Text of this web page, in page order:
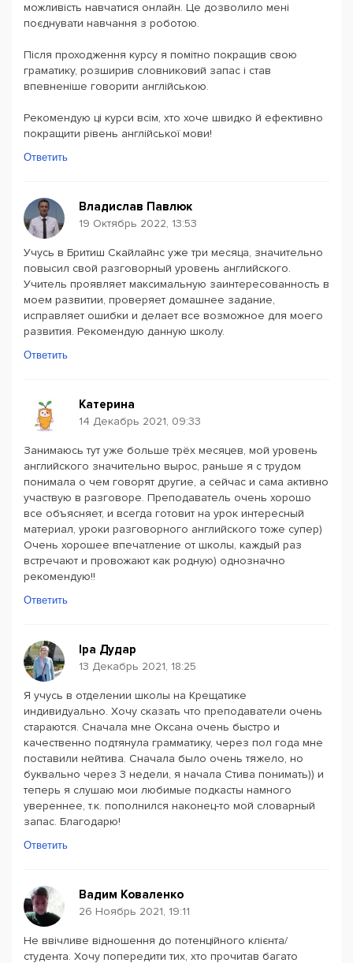
можливість навчатися онлайн. Це дозволило мені
поєднувати навчання з роботою.
Після проходження курсу я помітно покращив свою
граматику, розширив словниковий запас і став
впевненіше говорити англійською.
Рекомендую ці курси всім, хто хоче швидко й ефективно
покращити рівень англійської мови!
Ответить
Владислав Павлюк
19 Октябрь 2022, 13:53
Учусь в Бритиш Скайлайнс уже три месяца, значительно
повысил свой разговорный уровень английского.
Учитель проявляет максимальную заинтересованность в
моем развитии, проверяет домашнее задание,
исправляет ошибки и делает все возможное для моего
развития. Рекомендую данную школу.
Ответить
Катерина
14 Декабрь 2021, 09:33
Занимаюсь тут уже больше трёх месяцев, мой уровень
английского значительно вырос, раньше я с трудом
понимала о чем говорят другие, а сейчас и сама активно
участвую в разговоре. Преподаватель очень хорошо
все объясняет, и всегда готовит на урок интересный
материал, уроки разговорного английского тоже супер)
Очень хорошее впечатление от школы, каждый раз
встречают и провожают как родную) однозначно
рекомендую!!
Ответить
Іра Дудар
13 Декабрь 2021, 18:25
Я учусь в отделении школы на Крещатике
индивидуально. Хочу сказать что преподаватели очень
стараются. Сначала мне Оксана очень быстро и
качественно подтянула грамматику, через пол года мне
поставили нейтива. Сначала было очень тяжело, но
буквально через 3 недели, я начала Стива понимать)) и
теперь я слушаю мои любимые подкасты намного
увереннее, т.к. пополнился наконец-то мой словарный
запас. Благодарю!
Ответить
Вадим Коваленко
26 Ноябрь 2021, 19:11
Не ввічливе відношення до потенційного клієнта/
студента. Хочу попередити тих, хто прочитав багато